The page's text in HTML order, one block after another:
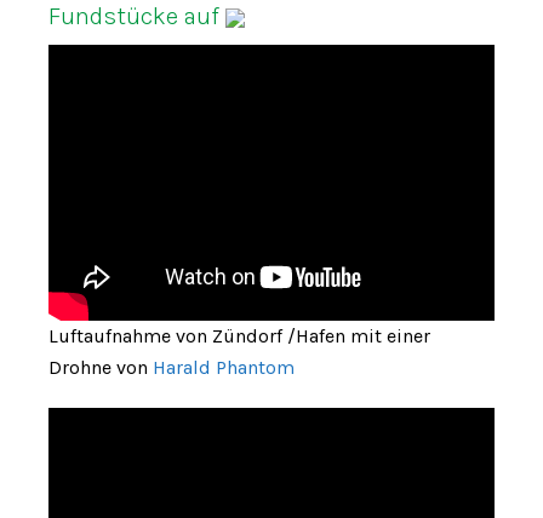
Fundstücke auf
Luftaufnahme von Zündorf /Hafen mit einer
Drohne von Harald Phantom